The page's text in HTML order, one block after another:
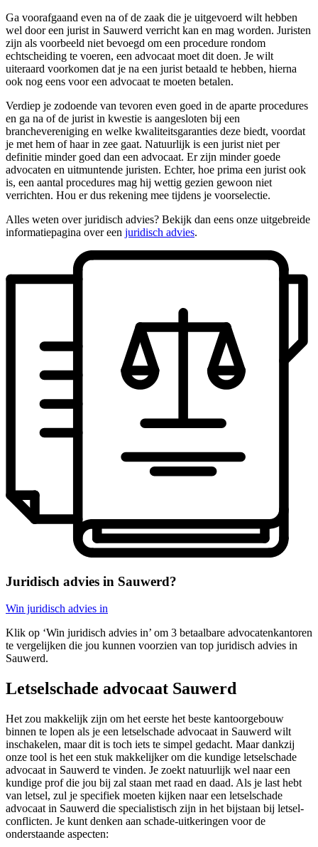
Ga voorafgaand even na of de zaak die je uitgevoerd wilt hebben
wel door een jurist in Sauwerd verricht kan en mag worden. Juristen
zijn als voorbeeld niet bevoegd om een procedure rondom
echtscheiding te voeren, een advocaat moet dit doen. Je wilt
uiteraard voorkomen dat je na een jurist betaald te hebben, hierna
ook nog eens voor een advocaat te moeten betalen.
Verdiep je zodoende van tevoren even goed in de aparte procedures
en ga na of de jurist in kwestie is aangesloten bij een
branchevereniging en welke kwaliteitsgaranties deze biedt, voordat
je met hem of haar in zee gaat. Natuurlijk is een jurist niet per
definitie minder goed dan een advocaat. Er zijn minder goede
advocaten en uitmuntende juristen. Echter, hoe prima een jurist ook
is, een aantal procedures mag hij wettig gezien gewoon niet
verrichten. Hou er dus rekening mee tijdens je voorselectie.
Alles weten over juridisch advies? Bekijk dan eens onze uitgebreide
informatiepagina over een juridisch advies.
Juridisch advies in Sauwerd?
Win juridisch advies in
Klik op ‘Win juridisch advies in’ om 3 betaalbare advocatenkantoren
te vergelijken die jou kunnen voorzien van top juridisch advies in
Sauwerd.
Letselschade advocaat Sauwerd
Het zou makkelijk zijn om het eerste het beste kantoorgebouw
binnen te lopen als je een letselschade advocaat in Sauwerd wilt
inschakelen, maar dit is toch iets te simpel gedacht. Maar dankzij
onze tool is het een stuk makkelijker om die kundige letselschade
advocaat in Sauwerd te vinden. Je zoekt natuurlijk wel naar een
kundige prof die jou bij zal staan met raad en daad. Als je last hebt
van letsel, zul je specifiek moeten kijken naar een letselschade
advocaat in Sauwerd die specialistisch zijn in het bijstaan bij letsel-
conflicten. Je kunt denken aan schade-uitkeringen voor de
onderstaande aspecten: